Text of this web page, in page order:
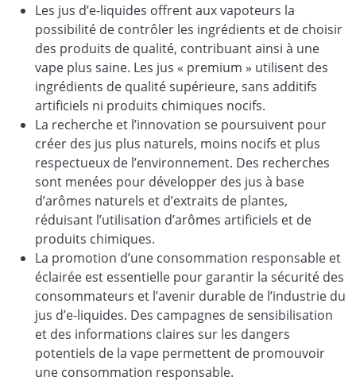
Les jus d’e-liquides offrent aux vapoteurs la
possibilité de contrôler les ingrédients et de choisir
des produits de qualité, contribuant ainsi à une
vape plus saine. Les jus « premium » utilisent des
ingrédients de qualité supérieure, sans additifs
artificiels ni produits chimiques nocifs.
La recherche et l’innovation se poursuivent pour
créer des jus plus naturels, moins nocifs et plus
respectueux de l’environnement. Des recherches
sont menées pour développer des jus à base
d’arômes naturels et d’extraits de plantes,
réduisant l’utilisation d’arômes artificiels et de
produits chimiques.
La promotion d’une consommation responsable et
éclairée est essentielle pour garantir la sécurité des
consommateurs et l’avenir durable de l’industrie du
jus d’e-liquides. Des campagnes de sensibilisation
et des informations claires sur les dangers
potentiels de la vape permettent de promouvoir
une consommation responsable.